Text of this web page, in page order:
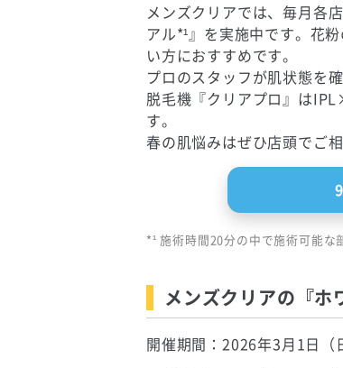
メンズクリアでは、毎月各
アル*¹』を実施中です。花
い方におすすめです。
プロのスタッフが肌状態を
脱毛機『クリアプロ』は
す。
春の肌悩みはぜひ店頭でご
*¹ 施術時間20分の中で施術可能な
メンズクリアの『ホ
開催期間：2026年3月1日（